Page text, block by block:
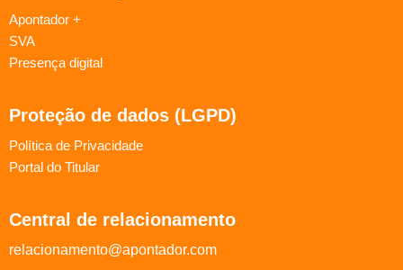
Apontador +
SVA
Presença digital
Proteção de dados (LGPD)
Política de Privacidade
Portal do Titular
Central de relacionamento
relacionamento@apontador.com